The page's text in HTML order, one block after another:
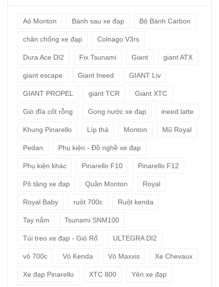
Aó Monton Bánh sau xe đạp Bộ Bánh Carbon
chân chống xe đạp Colnago V3rs
Dura Ace DI2 Fix Tsunami Giant giant ATX
giant escape Giant Ineed GIANT Liv
GIANT PROPEL giant TCR Giant XTC
Giò đĩa cốt rỗng Gọng nước xe đạp ineed latte
Khung Pinarello Líp thả Monton Mũ Royal
Pedan Phụ kiện - Đồ nghề xe đạp
Phụ kiện khác Pinarello F10 Pinarello F12
Pô tăng xe đạp Quần Monton Royal
Royal Baby ruột 700c Ruột kenda
Tay nắm Tsunami SNM100
Túi treo xe đạp - Giỏ Rổ ULTEGRA DI2
vỏ 700c Vỏ Kenda Vỏ Maxxis Xe Chevaux
Xe đạp Pinarello XTC 800 Yên xe đạp